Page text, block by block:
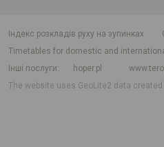
індекс розкладів руху на зупинках
Timetables for domestic and
Інші послуги
hoper.pl
The website uses GeoLite2 data